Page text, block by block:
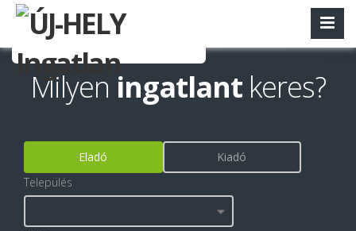
Milyen ingatlant keres?
Eladó
Kiadó
Település